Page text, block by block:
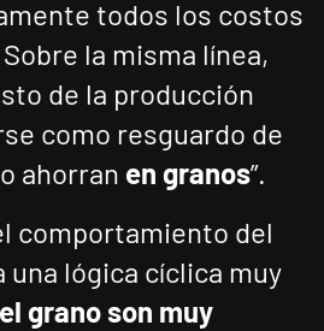
todos los costos
la misma línea,
de la producción
como resguardo de
ahorran en granos”.
comportamiento del
una lógica cíclica muy
grano son muy